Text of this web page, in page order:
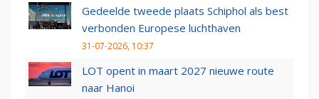
Gedeelde tweede plaats Schiphol als best
verbonden Europese luchthaven
31-07-2026, 10:37
LOT opent in maart 2027 nieuwe route
naar Hanoi